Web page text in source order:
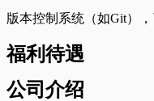
版本控制系统（如Git）
福利待遇
公司介绍